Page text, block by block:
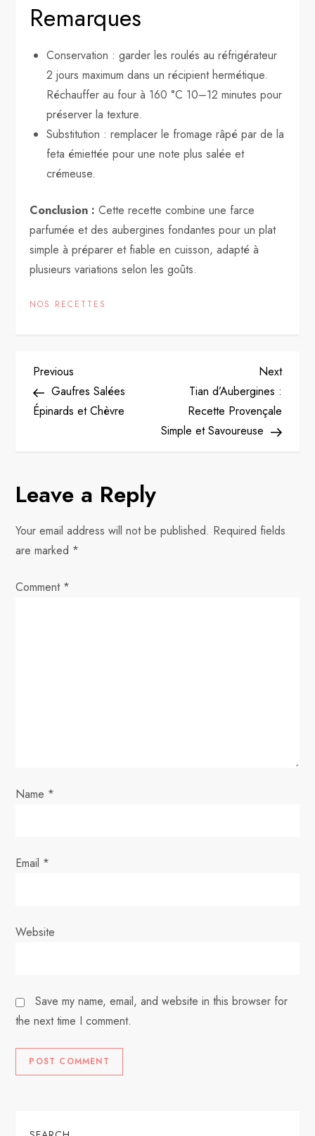
Remarques
Conservation : garder les roulés au réfrigérateur
2 jours maximum dans un récipient hermétique.
Réchauffer au four à 160 °C 10–12 minutes pour
préserver la texture.
Substitution : remplacer le fromage râpé par de la
feta émiettée pour une note plus salée et
crémeuse.
Conclusion : Cette recette combine une farce
parfumée et des aubergines fondantes pour un plat
simple à préparer et fiable en cuisson, adapté à
plusieurs variations selon les goûts.
NOS RECETTES
P
o
n
a
v
n
Previous
Post
Previous
Gaufres Salées
Épinards et Chèvre
Next
Next
Tian d’Aubergines :
Recette Provençale
Simple et Savoureuse
Leave a Reply
Your email address will not be published. Required fields
are marked *
Comment *
Name *
Email *
Website
Save my name, email, and website in this browser for
the next time I comment.